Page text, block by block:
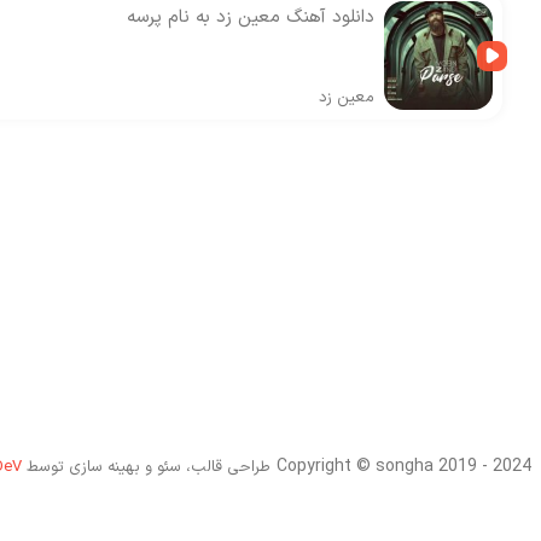
دانلود آهنگ معین زد به نام پرسه
معین زد
Copyright © songha 2019 - 2024 طراحی قالب، سئو و بهینه سازی توسط